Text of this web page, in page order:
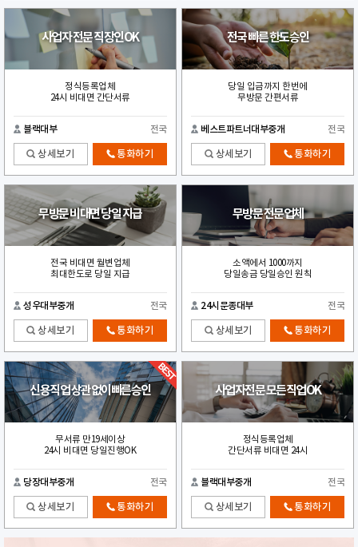
사업자 전문 직장인OK
정식등록업체
24시 비대면 간단서류
블랙대부 전국
상세보기 통화하기
전국 빠른 한도승인
당일 입금까지 한번에
무방문 간편서류
베스트파트너대부중개 전국
상세보기 통화하기
무방문 비대면 당일 지급
전국 비대면 월변업체
최대한도로 당일 지급
성우대부중개 전국
상세보기 통화하기
무방문 전문업체
소액에서 1000까지
당일송금 당일승인 원칙
24시문종대부 전국
상세보기 통화하기
신용직업 상관없이빠른승인
무서류 만19세이상
24시 비대면 당일진행OK
당장대부중개 전국
상세보기 통화하기
사업자전문 모든직업OK
정식등록업체
간단서류 비대면 24시
블랙대부중개 전국
상세보기 통화하기